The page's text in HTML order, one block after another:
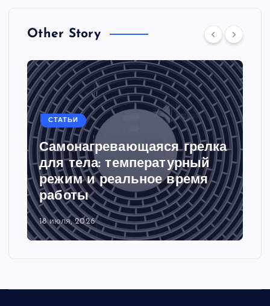
Other Story
СТАТЬИ
Самонагревающаяся грелка
для тела: температурный
режим и реальное время
работы
18 июля, 2026